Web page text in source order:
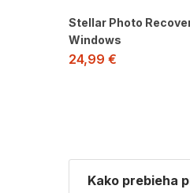
Stellar Photo
Windows
24,99 €
Kako prebieha